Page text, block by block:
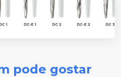
pode gostar